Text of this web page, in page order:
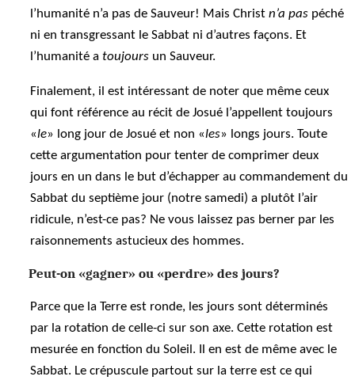
l’humanité n’a pas de Sauveur! Mais Christn’a pas péché
ni en transgressant le Sabbat ni d’autres façons. Et
l’humanité atoujours un Sauveur.
Finalement, il est intéressant de noter que même ceux
qui font référence au récit de Josué l’appellent toujours
«le» long jour de Josué et non «les» longs jours. Toute
cette argumentation pour tenter de comprimer deux
jours en un dans le but d’échapper au commandement du
Sabbat du septième jour (notre samedi) a plutôt l’air
ridicule, n’est-ce pas? Ne vous laissez pas berner par les
raisonnements astucieux des hommes.
Peut-on «gagner» ou «perdre» des jours?
Parce que la Terre est ronde, les jours sont déterminés
par la rotation de celle-ci sur son axe. Cette rotation est
mesurée en fonction du Soleil. Il en est de même avec le
Sabbat. Le crépuscule partout sur la terre est ce qui